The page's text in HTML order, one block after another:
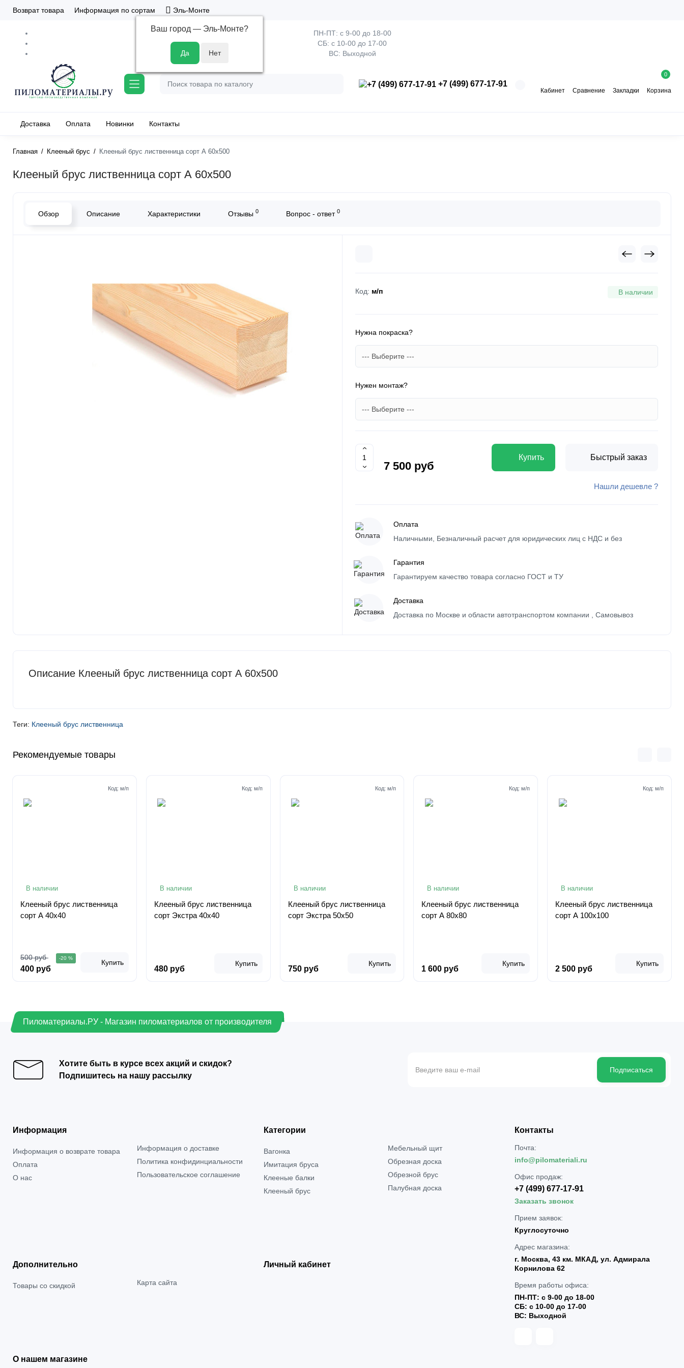
Возврат товара Информация по сортам Эль-Монте
Ваш город — Эль-Монте?
ПН-ПТ: с 9-00 до 18-00
СБ: с 10-00 до 17-00
ВС: Выходной
+7 (499) 677-17-91
Кабинет Сравнение Закладки
0
Корзина
Доставка Оплата Новинки Контакты
Главная Клееный брус Клееный брус лиственница сорт А 60х500
Клееный брус лиственница сорт А 60х500
Обзор Описание Характеристики Отзывы 0 Вопрос - ответ 0
Код: м/п В наличии
Нужна покраска?
Нужен монтаж?
7 500 руб
Купить Быстрый заказ
Нашли дешевле ?
Оплата
Наличными, Безналичный расчет для юридических лиц с НДС и без
Гарантия
Гарантируем качество товара согласно ГОСТ и ТУ
Доставка
Доставка по Москве и области автотранспортом компании , Самовывоз
Описание Клееный брус лиственница сорт А 60х500
Теги: Клееный брус лиственница
Рекомендуемые товары
Код: м/п
В наличии
Клееный брус лиственница
сорт А 40х40
500 руб -20 %
400 руб
Купить
Код: м/п
В наличии
Клееный брус лиственница
сорт Экстра 40х40
480 руб
Купить
Код:м/п
В наличии
Клееный брус лиственница
сорт Экстра 50х50
750 руб
Купить
Код:м/п
В наличии
Клееный брус лиственница
сорт А 80х80
1 600 руб
Купить
Код: м/п
В наличии
Клееный брус лиственница
сорт А 100х100
2 500 руб
Купить
Пиломатериалы.РУ - Магазин пиломатериалов от производителя
Хотите быть в курсе всех акций и скидок?
Подпишитесь на нашу рассылку
Подписаться
Информация
Информация о возврате товара
Оплата
О нас
Информация о доставке
Политика конфидинциальности
Пользовательское соглашение
Категории
Вагонка
Имитация бруса
Клееные балки
Клееный брус
Мебельный щит
Обрезная доска
Обрезной брус
Палубная доска
Дополнительно
Товары со скидкой Карта сайта
Личный кабинет
Контакты
Почта:
info@pilomateriali.ru
Офис продаж:
+7 (499) 677-17-91
Заказать звонок
Прием заявок:
Круглосуточно
Адрес магазина:
г. Москва, 43 км. МКАД, ул. Адмирала
Корнилова 62
Время работы офиса:
ПН-ПТ: с 9-00 до 18-00
СБ: с 10-00 до 17-00
ВС: Выходной
О нашем магазине